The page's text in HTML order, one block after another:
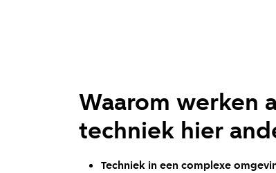
Waarom werken
techniek hier
Techniek in een complexe